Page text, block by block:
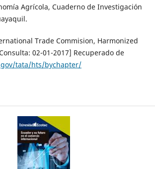
Agrícola, Cuaderno de Investigación
Trade Commision, Harmonized
02-01-2017] Recuperado de
tata/hts/bychapter/